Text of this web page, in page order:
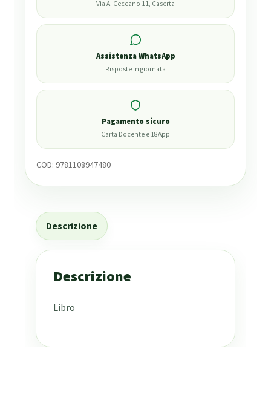
Via A. Ceccano 11, Caserta
Assistenza WhatsApp
Risposte in giornata
Pagamento sicuro
Carta Docente e 18App
COD: 9781108947480
Descrizione
Descrizione
Libro